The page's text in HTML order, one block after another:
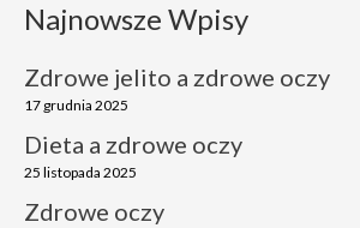
Najnowsze Wpisy
Zdrowe jelito a zdrowe oczy
17 grudnia 2025
Dieta a zdrowe oczy
25 listopada 2025
Zdrowe oczy